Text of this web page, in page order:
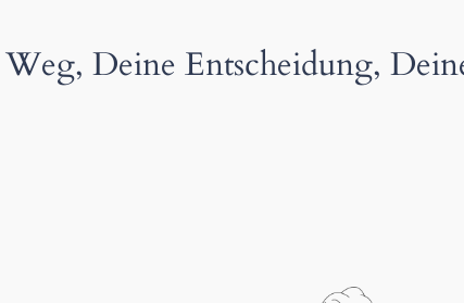
Deine Entscheidung,